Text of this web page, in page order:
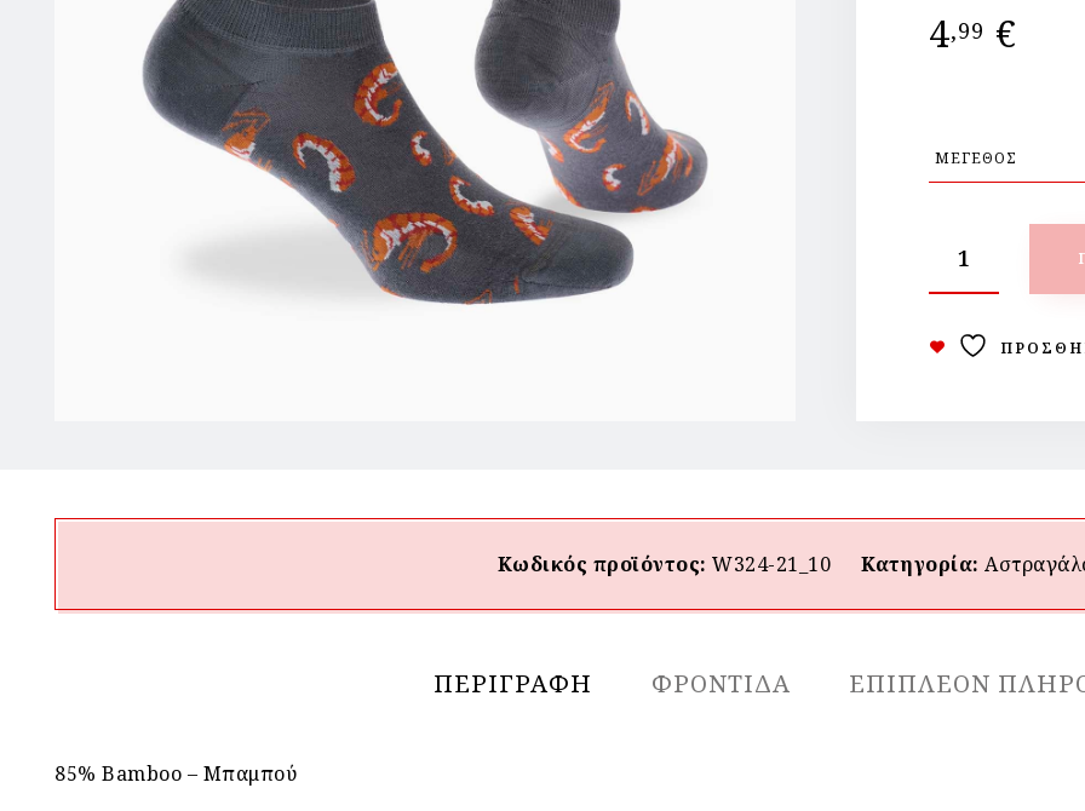
4,99 €
Κωδικός προϊόντος:W324-21_10 Κατηγορία:
ΠΕΡΙΓΡΑΦΉ ΦΡΟΝΤΙΔΑ ΕΠΙΠΛΈΟΝ
85% Bamboo – Μπαμπού